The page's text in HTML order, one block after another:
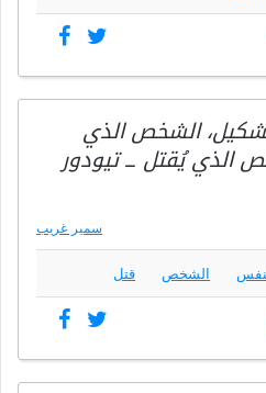
الشخص الذي
يُقتل ــ تيودور
سمير غريب
الشخص قتل